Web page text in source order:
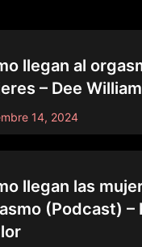
llegan al
– Dee
14, 2024
llegan las
(Podcast) –